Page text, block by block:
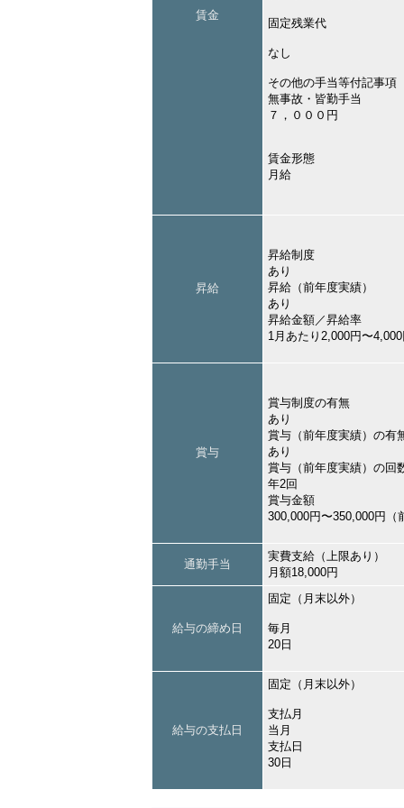
賃金
固定残業代
なし
その他の手当等付記事項
無事故・皆勤手当
７，０００円
賃金形態
月給
昇給
昇給制度
あり
昇給（前年度実績）
あり
昇給金額／昇給率
1月あたり2,000円〜4,000
賞与
賞与制度の有無
あり
賞与（前年度実績）の有
あり
賞与（前年度実績）の回
年2回
賞与金額
300,000円〜350,000円（
通勤手当
実費支給（上限あり）
月額18,000円
給与の締め日
固定（月末以外）
毎月
20日
給与の支払日
固定（月末以外）
支払月
当月
支払日
30日